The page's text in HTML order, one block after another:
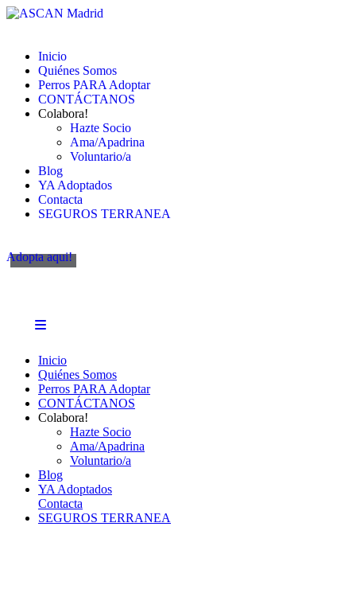
Inicio
Quiénes Somos
Perros PARA Adoptar
CONTÁCTANOS
Colabora!
Hazte Socio
Ama/Apadrina
Voluntario/a
Blog
YA Adoptados
Contacta
SEGUROS TERRANEA
Adopta aqui!
Inicio
Quiénes Somos
Perros PARA Adoptar
CONTÁCTANOS
Colabora!
Hazte Socio
Ama/Apadrina
Voluntario/a
Blog
YA Adoptados
Contacta
SEGUROS TERRANEA